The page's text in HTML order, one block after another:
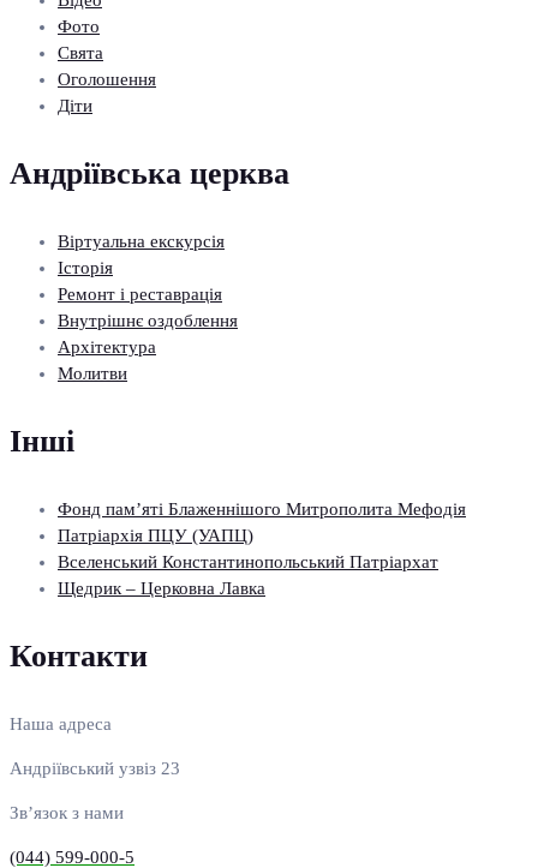
Фото
Свята
Оголошення
Діти
Андріївська церква
Віртуальна екскурсія
Історія
Ремонт і реставрація
Внутрішнє оздоблення
Архітектура
Молитви
Інші
Фонд пам’яті Блаженнішого Митрополита Мефодія
Патріархія ПЦУ (УАПЦ)
Вселенський Константинопольський Патріархат
Щедрик – Церковна Лавка
Контакти
Наша адреса
Андріївський узвіз 23
Зв’язок з нами
(044) 599-000-5